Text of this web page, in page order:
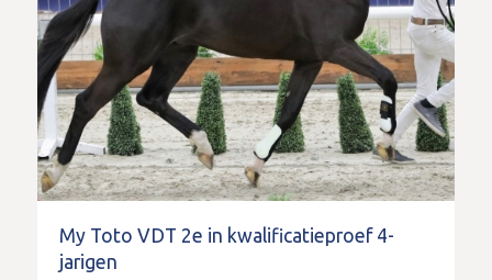
My Toto VDT 2e in kwalificatieproef 4-
jarigen